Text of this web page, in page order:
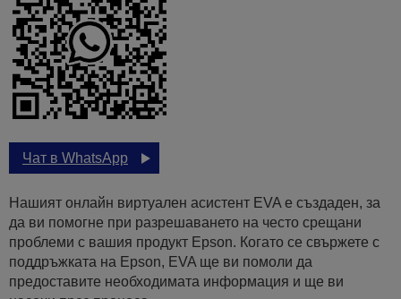
Чат в WhatsApp
Нашият онлайн виртуален асистент EVA е създаден, за
да ви помогне при разрешаването на често срещани
проблеми с вашия продукт Epson. Когато се свържете с
поддръжката на Epson, EVA ще ви помоли да
предоставите необходимата информация и ще ви